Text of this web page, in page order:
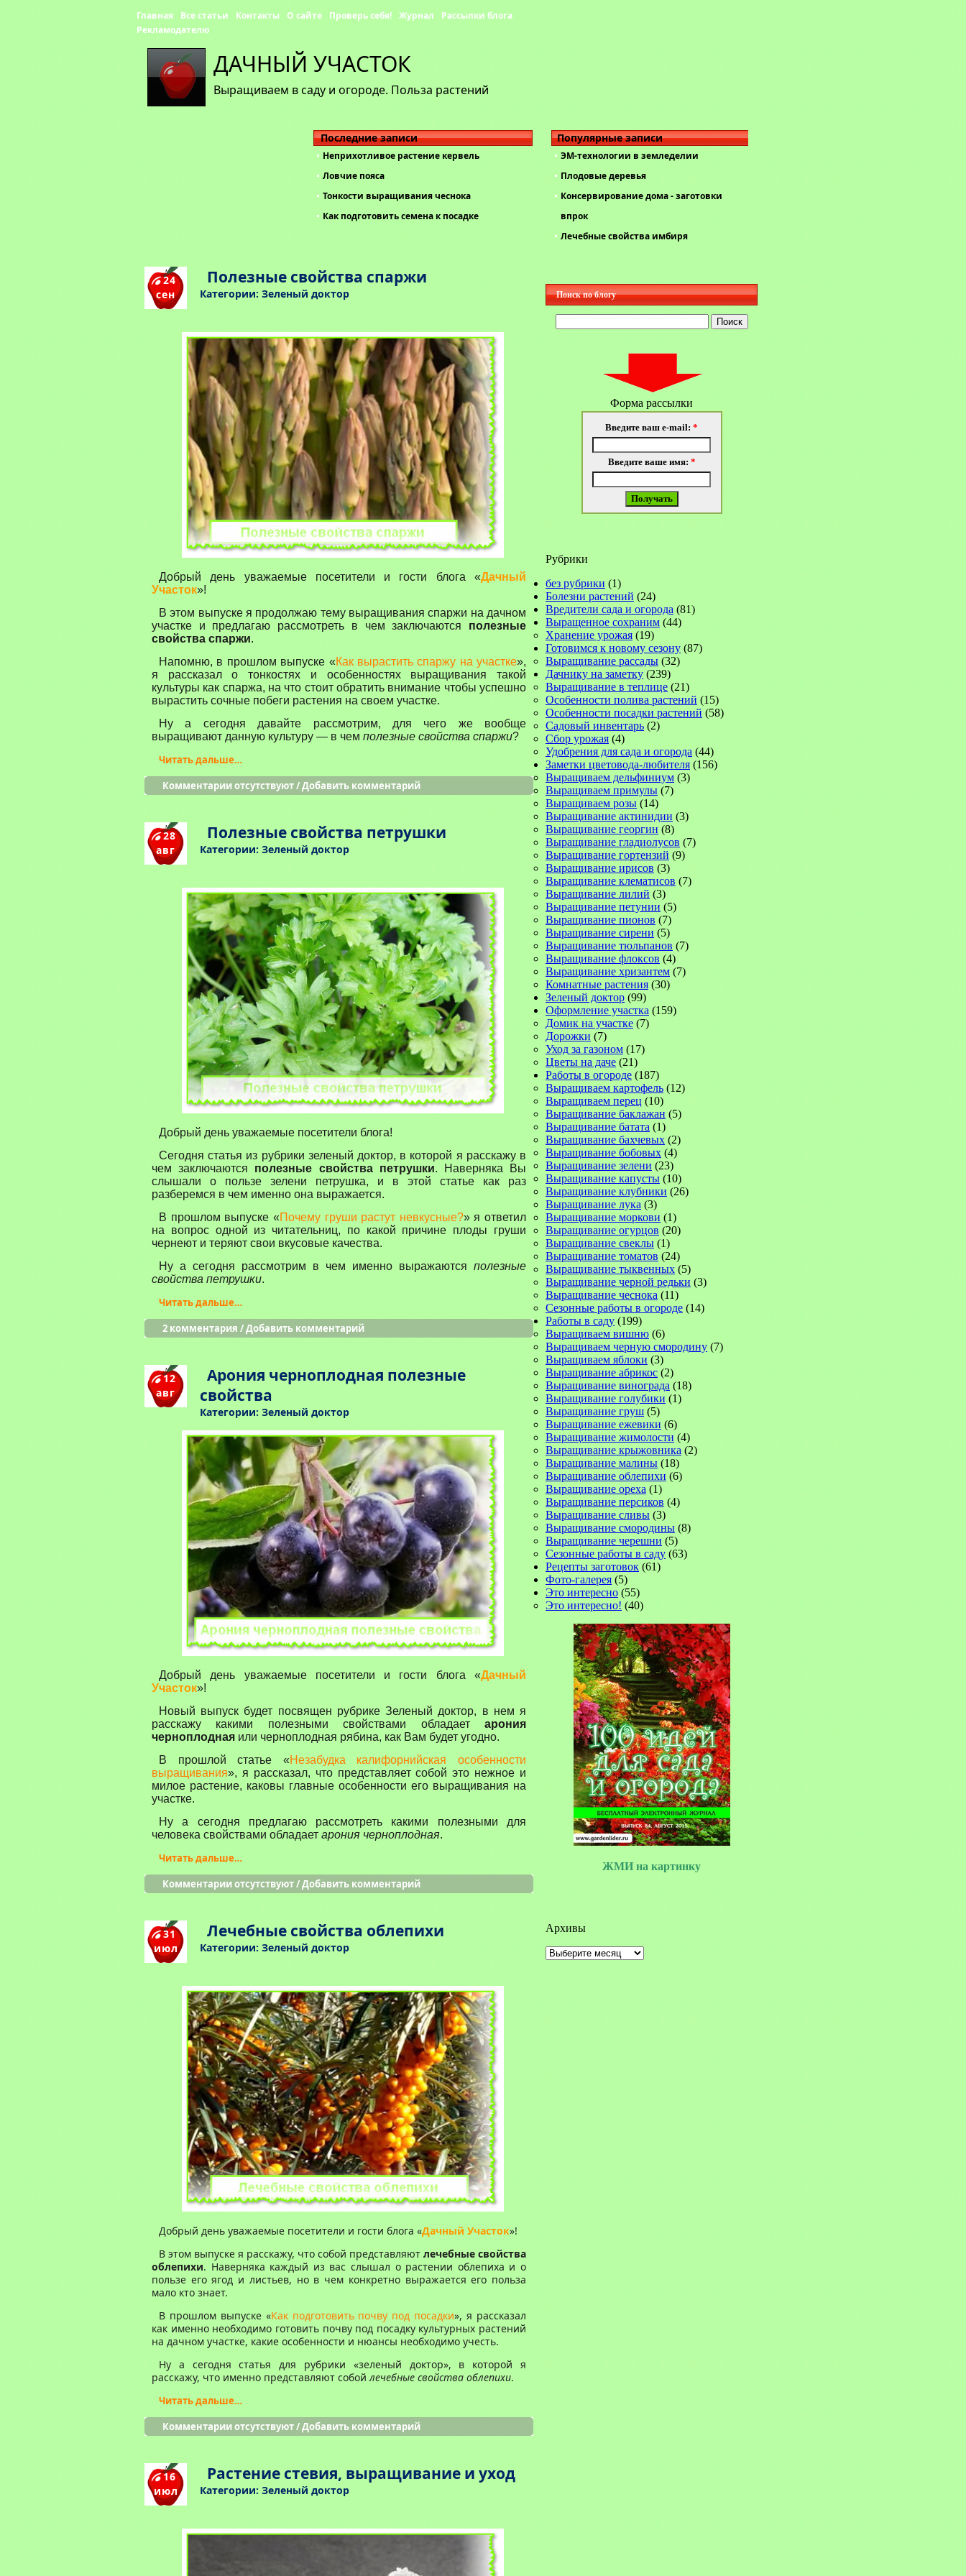
ДАЧНЫЙ УЧАСТОК
Выращиваем в саду и огороде. Польза растений
Главная Все статьи Контакты О сайте Проверь себя! Журнал
Рассылки блога
Рекламодателю
Последние записи
Неприхотливое растение кервель
Ловчие пояса
Тонкости выращивания чеснока
Как подготовить семена к посадке
Популярные записи
ЭМ-технологии в земледелии
Плодовые деревья
Консервирование дома - заготовки
впрок
Лечебные свойства имбиря
24
сен
Полезные свойства спаржи
Категории: Зеленый доктор
Добрый день уважаемые посетители и гости блога «Дачный
Участок»!
В этом выпуске я продолжаю тему выращивания спаржи на дачном
участке и предлагаю рассмотреть в чем заключаются полезные
свойства спаржи.
Напомню, в прошлом выпуске «Как вырастить спаржу на участке»,
я рассказал о тонкостях и особенностях выращивания такой
культуры как спаржа, на что стоит обратить внимание чтобы успешно
вырастить сочные побеги растения на своем участке.
Ну а сегодня давайте рассмотрим, для чего же вообще
выращивают данную культуру — в чем полезные свойства спаржи?
Читать дальше…
Комментарии отсутствуют/Добавить комментарий
28
авг
Полезные свойства петрушки
Категории: Зеленый доктор
Добрый день уважаемые посетители блога!
Сегодня статья из рубрики зеленый доктор, в которой я расскажу в
чем заключаются полезные свойства петрушки. Наверняка Вы
слышали о пользе зелени петрушка, и в этой статье как раз
разберемся в чем именно она выражается.
В прошлом выпуске «Почему груши растут невкусные?» я ответил
на вопрос одной из читательниц, по какой причине плоды груши
чернеют и теряют свои вкусовые качества.
Ну а сегодня рассмотрим в чем именно выражаются полезные
свойства петрушки.
Читать дальше…
2 комментария /Добавить комментарий
12
авг
Арония черноплодная полезные
свойства
Категории: Зеленый доктор
Добрый день уважаемые посетители и гости блога «Дачный
Участок»!
Новый выпуск будет посвящен рубрике Зеленый доктор, в нем я
расскажу какими полезными свойствами обладает арония
черноплодная или черноплодная рябина, как Вам будет угодно.
В прошлой статье «Незабудка калифорнийская особенности
выращивания», я рассказал, что представляет собой это нежное и
милое растение, каковы главные особенности его выращивания на
участке.
Ну а сегодня предлагаю рассмотреть какими полезными для
человека свойствами обладает арония черноплодная.
Читать дальше…
Комментарии отсутствуют/Добавить комментарий
31
июл
Лечебные свойства облепихи
Категории: Зеленый доктор
Добрый день уважаемые посетители и гости блога «Дачный Участок»!
В этом выпуске я расскажу, что собой представляют лечебные свойства
облепихи. Наверняка каждый из вас слышал о растении облепиха и о
пользе его ягод и листьев, но в чем конкретно выражается его польза
мало кто знает.
В прошлом выпуске «Как подготовить почву под посадки», я рассказал
как именно необходимо готовить почву под посадку культурных растений
на дачном участке, какие особенности и нюансы необходимо учесть.
Ну а сегодня статья для рубрики «зеленый доктор», в которой я
расскажу, что именно представляют собойлечебные свойства облепихи.
Читать дальше…
Комментарии отсутствуют/Добавить комментарий
16
июл
Растение стевия, выращивание и уход
Категории: Зеленый доктор
Поиск по блогу
Форма рассылки
Введите ваш e-mail: *
Введите ваше имя: *
Рубрики
без рубрики (1)
Болезни растений (24)
Вредители сада и огорода (81)
Выращенное сохраним (44)
Хранение урожая (19)
Готовимся к новому сезону (87)
Выращивание рассады (32)
Дачнику на заметку (239)
Выращивание в теплице (21)
Особенности полива растений (15)
Особенности посадки растений (58)
Садовый инвентарь (2)
Сбор урожая (4)
Удобрения для сада и огорода (44)
Заметки цветовода-любителя (156)
Выращиваем дельфиниум (3)
Выращиваем примулы (7)
Выращиваем розы (14)
Выращивание актинидии (3)
Выращивание георгин (8)
Выращивание гладиолусов (7)
Выращивание гортензий (9)
Выращивание ирисов (3)
Выращивание клематисов (7)
Выращивание лилий (3)
Выращивание петунии (5)
Выращивание пионов (7)
Выращивание сирени (5)
Выращивание тюльпанов (7)
Выращивание флоксов (4)
Выращивание хризантем (7)
Комнатные растения (30)
Зеленый доктор (99)
Оформление участка (159)
Домик на участке (7)
Дорожки (7)
Уход за газоном (17)
Цветы на даче (21)
Работы в огороде (187)
Выращиваем картофель (12)
Выращиваем перец (10)
Выращивание баклажан (5)
Выращивание батата (1)
Выращивание бахчевых (2)
Выращивание бобовых (4)
Выращивание зелени (23)
Выращивание капусты (10)
Выращивание клубники (26)
Выращивание лука (3)
Выращивание моркови (1)
Выращивание огурцов (20)
Выращивание свеклы (1)
Выращивание томатов (24)
Выращивание тыквенных (5)
Выращивание черной редьки (3)
Выращивание чеснока (11)
Сезонные работы в огороде (14)
Работы в саду (199)
Выращиваем вишню (6)
Выращиваем черную смородину (7)
Выращиваем яблоки (3)
Выращивание абрикос (2)
Выращивание винограда (18)
Выращивание голубики (1)
Выращивание груш (5)
Выращивание ежевики (6)
Выращивание жимолости (4)
Выращивание крыжовника (2)
Выращивание малины (18)
Выращивание облепихи (6)
Выращивание ореха (1)
Выращивание персиков (4)
Выращивание сливы (3)
Выращивание смородины (8)
Выращивание черешни (5)
Сезонные работы в саду (63)
Рецепты заготовок (61)
Фото-галерея (5)
Это интересно (55)
Это интересно! (40)
ЖМИ на картинку
Архивы
Архивы